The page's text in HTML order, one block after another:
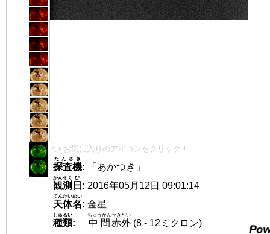
👈 お気に入りのアイコンをクリック！
探査機
たんさき
:
「あかつき」
観測
かんそく
日
び
: 2016年05月12日 09:01:14
天体名
てんたいめい
: 金星
種類
しゅるい
: 中間
ちゅうかん
赤外
せきがい
(8 - 12ミクロン)